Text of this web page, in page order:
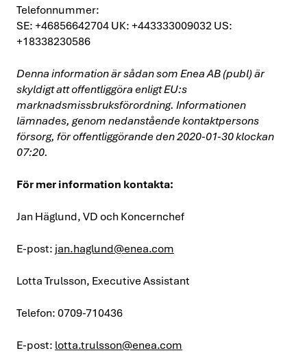
Telefonnummer:
SE: +46856642704 UK: +443333009032 US:
+18338230586
Denna information är sådan som Enea AB (publ) är
skyldigt att offentliggöra enligt EU:s
marknadsmissbruksförordning. Informationen
lämnades, genom nedanstående kontaktpersons
försorg, för offentliggörande den 2020-01-30 klockan
07:20.
För mer information kontakta:
Jan Häglund, VD och Koncernchef
E-post: jan.haglund@enea.com
Lotta Trulsson, Executive Assistant
Telefon:0709-710436
E-post: lotta.trulsson@enea.com